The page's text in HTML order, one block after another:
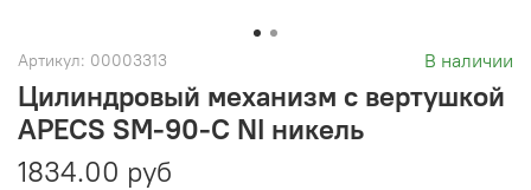
Артикул: 00003313 В наличии
Цилиндровый механизм с вертушкой
APECS SM-90-C NI никель
1834.00 руб